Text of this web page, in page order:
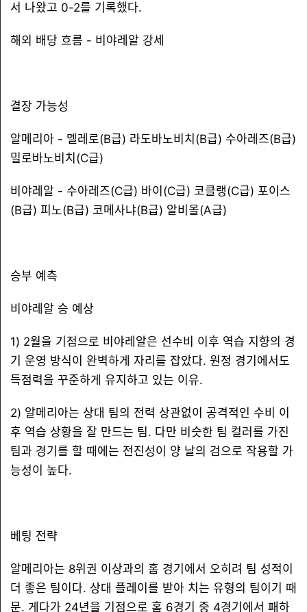
서 나왔고 0-2를 기록했다.
해외 배당 흐름 - 비야레알 강세
결장 가능성
알메리아 - 멜레로(B급) 라도바노비치(B급) 수아레즈(B급)
밀로바노비치(C급)
비야레알 - 수아레즈(C급) 바이(C급) 코클랭(C급) 포이스
(B급) 피노(B급) 코메사냐(B급) 알비올(A급)
승부 예측
비야레알 승 예상
1) 2월을 기점으로 비야레알은 선수비 이후 역습 지향의 경
기 운영 방식이 완벽하게 자리를 잡았다. 원정 경기에서도
득점력을 꾸준하게 유지하고 있는 이유.
2) 알메리아는 상대 팀의 전력 상관없이 공격적인 수비 이
후 역습 상황을 잘 만드는 팀. 다만 비슷한 팀 컬러를 가진
팀과 경기를 할 때에는 전진성이 양 날의 검으로 작용할 가
능성이 높다.
베팅 전략
알메리아는 8위권 이상과의 홈 경기에서 오히려 팀 성적이
더 좋은 팀이다. 상대 플레이를 받아 치는 유형의 팀이기 때
문. 게다가 24년을 기점으로 홈 6경기 중 4경기에서 패하